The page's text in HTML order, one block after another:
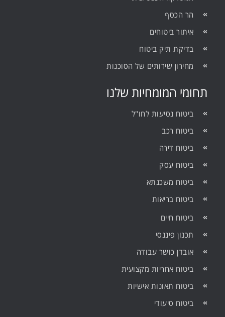
הר הכסף
איתור ביטוחים
בדיקת תיק ביטוח
מחירון שירותים של הסוכנות
תחומי המומחיות שלנו
ביטוח נסיעות לחו"ל
ביטוח רכב
ביטוח דירה
ביטוח עסק
ביטוח משכנתא
ביטוח בריאות
ביטוח חיים
תכנון פיננסי
אובדן כושר עבודה
ביטוח אחריות מקצועית
ביטוח תאונות אישיות
ביטוח סיעודי